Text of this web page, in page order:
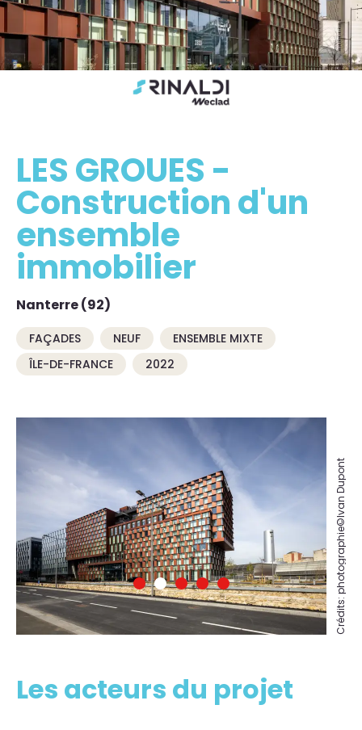
LES GROUES -
Construction d'un
ensemble
immobilier
Nanterre (92)
FAÇADES NEUF
ENSEMBLE MIXTE
ÎLE-DE-FRANCE
2022
Crédits: photographie©Ivan Dupont Crédits: photographie©Ivan Dupont
Les acteurs du projet